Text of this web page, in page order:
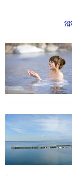
沼